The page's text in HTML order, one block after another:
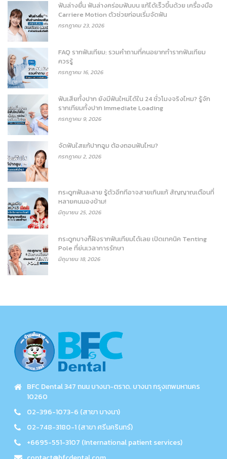
ฟันล่างยื่น ฟันล่างคร่อมฟันบน แก้ได้เร็วขึ้นด้วย เครื่องมือ
Carriere Motion ตัวช่วยก่อนเริ่มจัดฟัน
กรกฎาคม 23, 2026
FAQ รากฟันเทียม: รวมคำถามที่คนอยากทำรากฟันเทียม
ควรรู้
กรกฎาคม 16, 2026
ฟันเสียทั้งปาก ยังมีฟันใหม่ได้ใน 24 ชั่วโมงจริงไหม? รู้จัก
รากเทียมทั้งปาก Immediate Loading
กรกฎาคม 9, 2026
จัดฟันใสแก้ปากอูม ต้องถอนฟันไหม?
กรกฎาคม 2, 2026
กระดูกฟันละลาย รู้ตัวอีกทีอาจสายเกินแก้ สัญญาณเตือนที่
หลายคนมองข้าม!
มิถุนายน 25, 2026
กระดูกบางก็ฝังรากฟันเทียมได้เลย เปิดเทคนิค Tenting
Pole ที่ย่นเวลาการรักษา
มิถุนายน 18, 2026
BFC Dental 347 ถนน บางนา-ตราด. บางนา กรุงเทพมหานคร
10260
02-396-1073-6 (สาขา บางนา)
02-748-3180-1 (สาขา ศรีนครินทร์)
+6695-551-3107 (International patient services)